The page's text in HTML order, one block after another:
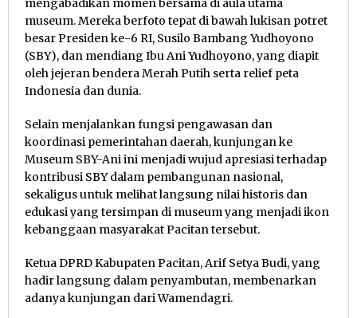
mengabadikan momen bersama di aula utama
museum. Mereka berfoto tepat di bawah lukisan potret
besar Presiden ke-6 RI, Susilo Bambang Yudhoyono
(SBY), dan mendiang Ibu Ani Yudhoyono, yang diapit
oleh jejeran bendera Merah Putih serta relief peta
Indonesia dan dunia.
Selain menjalankan fungsi pengawasan dan
koordinasi pemerintahan daerah, kunjungan ke
Museum SBY-Ani ini menjadi wujud apresiasi terhadap
kontribusi SBY dalam pembangunan nasional,
sekaligus untuk melihat langsung nilai historis dan
edukasi yang tersimpan di museum yang menjadi ikon
kebanggaan masyarakat Pacitan tersebut.
Ketua DPRD Kabupaten Pacitan, Arif Setya Budi, yang
hadir langsung dalam penyambutan, membenarkan
adanya kunjungan dari Wamendagri.